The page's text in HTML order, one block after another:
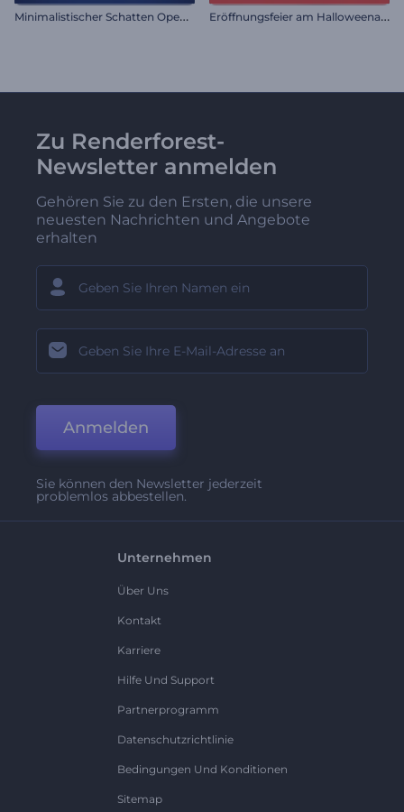
M
inimalistischer Schatten Opener E
röffnungsfeier am Halloweenabend
Zu Renderforest-
Newsletter anmelden
Gehören Sie zu den Ersten, die unsere
neuesten Nachrichten und Angebote
erhalten
Anmelden
Sie können den Newsletter jederzeit
problemlos abbestellen.
Unternehmen
Über Uns
Kontakt
Karriere
Hilfe Und Support
Partnerprogramm
Datenschutzrichtlinie
Bedingungen Und Konditionen
Sitemap